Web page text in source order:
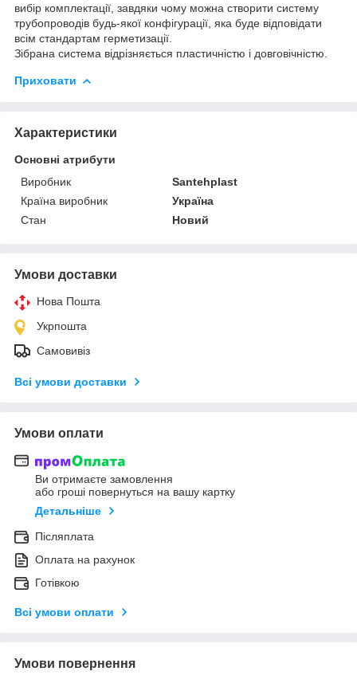
вибір комплектації, завдяки чому можна створити систему
трубопроводів будь-якої конфігурації, яка буде відповідати
всім стандартам герметизації.
Зібрана система відрізняється пластичністю і довговічністю.
Приховати
Характеристики
Основні атрибути
Виробник
Santehplast
Країна виробник
Україна
Стан
Новий
Умови доставки
Нова Пошта
Укрпошта
Самовивіз
Всі умови доставки
Умови оплати
Ви отримаєте замовлення
або гроші повернуться на вашу картку
Детальніше
Післяплата
Оплата на рахунок
Готівкою
Всі умови оплати
Умови повернення